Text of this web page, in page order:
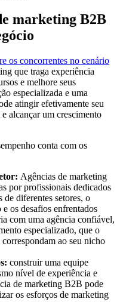
marketing B2B
os concorrentes no cenário
que traga experiência
e melhore seus
especializada e uma
atingir efetivamente seu
alcançar um crescimento
conta com os
Agências de marketing
por profissionais dedicados
de diferentes setores, o
os desafios enfrentados
com uma agência confiável,
especializado, que o
ao seu nicho
construir uma equipe
nível de experiência e
de marketing B2B pode
os esforços de marketing